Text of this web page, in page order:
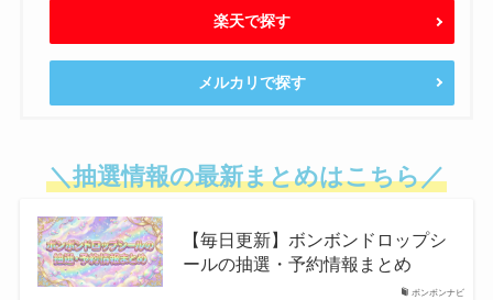
楽天で探す
メルカリで探す
＼抽選情報の最新まとめはこちら／
ボンボンナビ
【毎日更新】ボンボンドロップシ
ールの抽選・予約情報まとめ